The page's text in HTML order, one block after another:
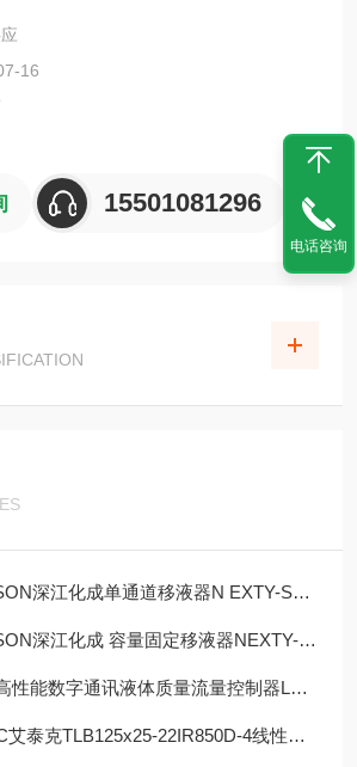
16
15501081296
江化成单通道移液器N EXTY-S20 2~20 微升
江化成 容量固定移液器NEXTY-F200 200μL
能数字通讯液体质量流量控制器LC-3000L
泰克TLB125x25-22IR850D-4线性漫射灯
电话咨询